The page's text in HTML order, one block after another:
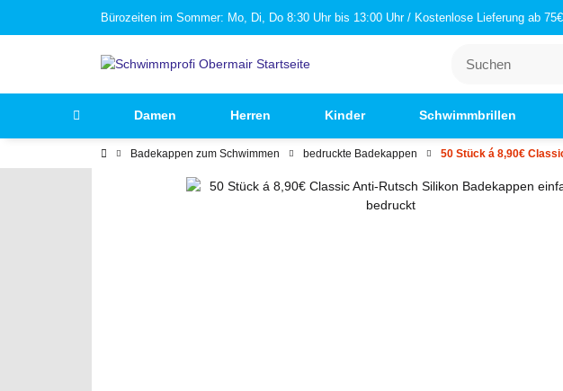
Bürozeiten im Sommer: Mo, Di, Do 8:30 Uhr bis 13:00 Uhr / Kostenlose Lieferung ab
Damen Herren Kinder Schwimmbrillen
Badekappen zum Schwimmen bedruckte Badekappen 50 Stück á 8,90€